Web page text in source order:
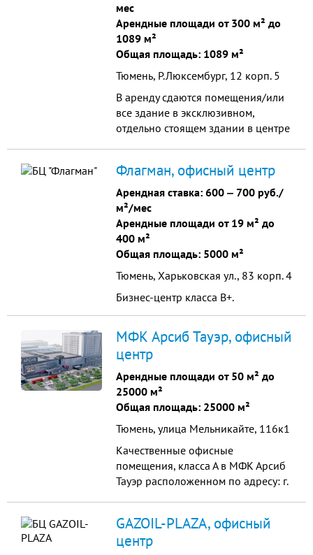
мес
Арендные площади от 300 м² до
1089 м²
Общая площадь: 1089 м²
Тюмень, Р.Люксембург, 12 корп. 5
В аренду сдаются помещения/или
все здание в эксклюзивном,
отдельно стоящем здании в центре
Флагман, офисный центр
Арендная ставка: 600 ‒ 700 руб./
м²/мес
Арендные площади от 19 м² до
400 м²
Общая площадь: 5000 м²
Тюмень, Харьковская ул., 83 корп. 4
Бизнес-центр класса B+.
МФК Арсиб Тауэр, офисный
центр
Арендные площади от 50 м² до
25000 м²
Общая площадь: 25000 м²
Тюмень, улица Мельникайте, 116к1
Качественные офисные
помещения, класса А в МФК Арсиб
Тауэр расположенном по адресу: г.
года).
GAZOIL-PLAZA, офисный
центр